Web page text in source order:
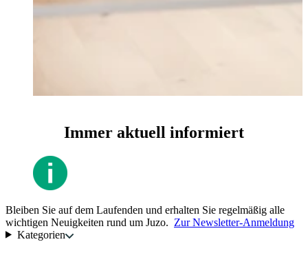
Immer aktuell informiert
Bleiben Sie auf dem Laufenden und erhalten Sie regelmäßig alle
wichtigen Neuigkeiten rund um Juzo. Zur Newsletter-Anmeldung
Kategorien